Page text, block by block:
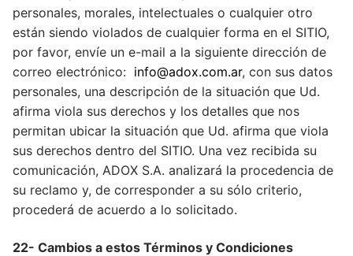
personales, morales, intelectuales o cualquier otro
están siendo violados de cualquier forma en el SITIO,
por favor, envíe un e-mail a la siguiente dirección de
correo electrónico: info@adox.com.ar, con sus datos
personales, una descripción de la situación que Ud.
afirma viola sus derechos y los detalles que nos
permitan ubicar la situación que Ud. afirma que viola
sus derechos dentro del SITIO. Una vez recibida su
comunicación, ADOX S.A. analizará la procedencia de
su reclamo y, de corresponder a su sólo criterio,
procederá de acuerdo a lo solicitado.
22- Cambios a estos Términos y Condiciones